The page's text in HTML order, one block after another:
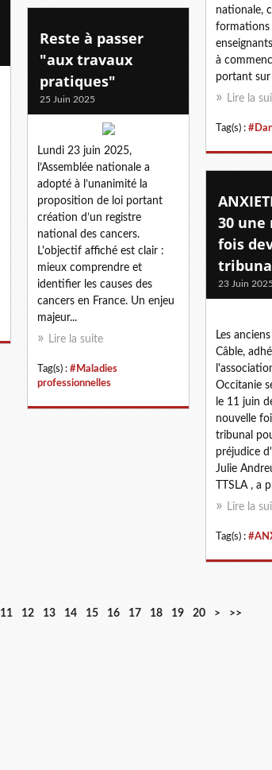
nationale,
formations
à
portant sur
Lire la
Tag(s) :
Reste à passer
"aux travaux
pratiques"
25 Juin 2025
Lundi 23 juin 2025,
l’Assemblée nationale a
adopté à l’unanimité la
proposition de loi portant
création d’un registre
national des cancers.
L'objectif affiché est clair :
mieux comprendre et
identifier les causes des
cancers en France. Un enjeu
majeur...
Lire la suite
Tag(s) : #Maladies
professionnelles
30 une
fois
23 Juin 2025
Les
Câble,
Occitanie
le 11 juin
nouvelle
tribunal
préjudice
Julie
TTSLA , a
Lire la
Tag(s) :
11 12 13 14 15 16 17 18 19 20
3
4
5
6
7
8
9
1
> >>